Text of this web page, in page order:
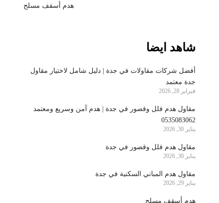
هدم أسقف مسلح
شاهد ايضا
أفضل شركات مقاولات في جدة | دليل شامل لاختيار مقاول
جدة معتمد
فبراير 28, 2026
مقاول هدم فلل وقصور في جدة | هدم آمن وسريع ومعتمد
0535083062
يناير 30, 2026
مقاول هدم فلل وقصور في جدة
يناير 30, 2026
مقاول هدم المباني السكنية في جدة
يناير 29, 2026
هدم أسقف مسلح